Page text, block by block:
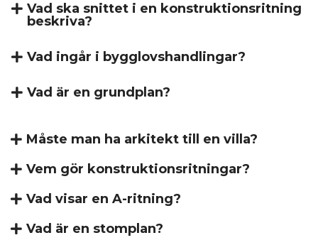
Vad ska snittet i en konstruktionsritning
beskriva?
Vad ingår i bygglovshandlingar?
Vad är en grundplan?
Måste man ha arkitekt till en villa?
Vem gör konstruktionsritningar?
Vad visar en A-ritning?
Vad är en stomplan?